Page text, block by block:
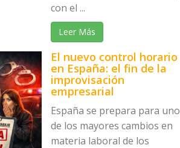
con el ...
Leer Más
El nuevo control horario
en España: el fin de la
improvisación
empresarial
España se prepara para uno
de los mayores cambios en
materia laboral de los